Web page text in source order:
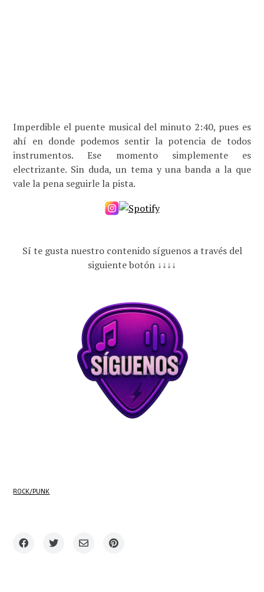
Imperdible el puente musical del minuto 2:40, pues es
ahí en donde podemos sentir la potencia de todos
instrumentos. Ese momento simplemente es
electrizante. Sin duda, un tema y una banda a la que
vale la pena seguirle la pista.
Sí te gusta nuestro contenido síguenos a través del
siguiente botón ↓↓↓↓
ROCK/PUNK